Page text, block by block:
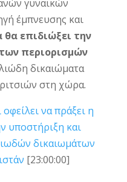
γυναικών
έμπνευσης και
θα επιδιώξει την
περιορισμών
δικαιώματα
στη χώρα.
οφείλει να πράξει η
υποστήριξη και
δικαιωμάτων
[23:00:00]